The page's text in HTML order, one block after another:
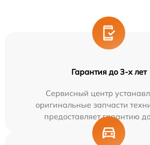
Гарантия до 3-х лет
Сервисный центр
оригинальные запчасти
предоставляет гарантию